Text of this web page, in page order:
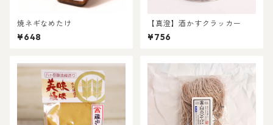
焼ネギなめたけ
¥648
【真澄】酒かすクラッカー
¥756